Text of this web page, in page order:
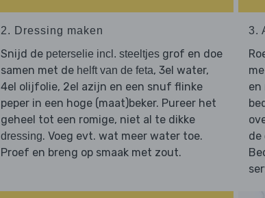
2. Dressing maken
Snijd de peterselie incl. steeltjesgrof en doe
samen met de helft van de feta, 3el water,
4el olijfolie, 2el azijn en een snuf flinke
peper in een hoge (maat)beker. Pureer het
geheel tot een romige, niet al te dikke
dressing. Voeg evt. wat meer water toe.
Proef en breng op smaak met zout.
3.
en
de